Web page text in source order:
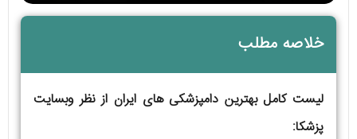
خلاصه مطلب
لیست کامل بهترین دامپزشکی های ایران از نظر وبسایت
پزشکا: